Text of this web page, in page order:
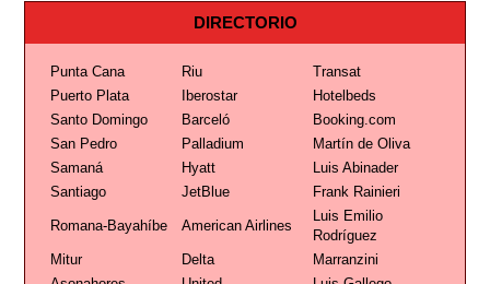
DIRECTORIO
Punta Cana Riu
Transat
Puerto Plata
Iberostar
Hotelbeds
Santo Domingo
Barceló
Booking.com
San Pedro
Palladium
Martín de Oliva
Samaná
Hyatt
Luis Abinader
Santiago
JetBlue Frank Rainieri
Romana-Bayahíbe American Airlines
Luis Emilio
Rodríguez
Mitur
Delta
Marranzini